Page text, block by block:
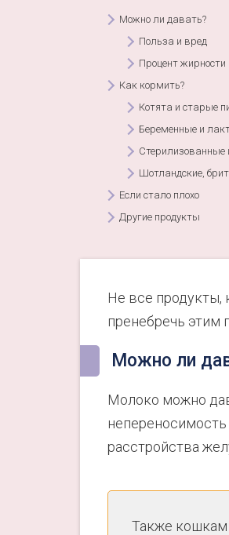
Можно ли давать?
Польза и вред
Процент жирности
Как кормить?
Котята и старые
Беременные и
Стерилизованные
Шотландские,
Если стало плохо
Другие продукты
Не все
пренебречь этим
Можно ли
Молоко можно
расстройства
Также кошкам